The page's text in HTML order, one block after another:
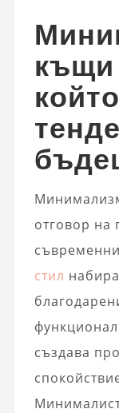
къщи
отговор на
стил
създава